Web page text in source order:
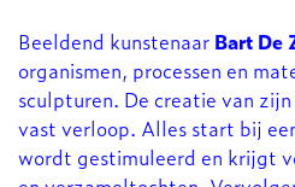
Beeldend kunstenaar Bart De
organismen, processen en
sculpturen. De creatie van
vast verloop. Alles start bij
wordt gestimuleerd en krijgt